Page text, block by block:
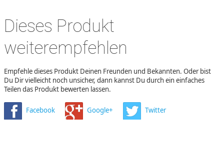
Dieses Produkt
weiterempfehlen
Empfehle dieses Produkt Deinen Freunden und Bekannten. Oder bist
Du Dir vielleicht noch unsicher, dann kannst Du durch ein einfaches
Teilen das Produkt bewerten lassen.
Facebook Google+ Twitter